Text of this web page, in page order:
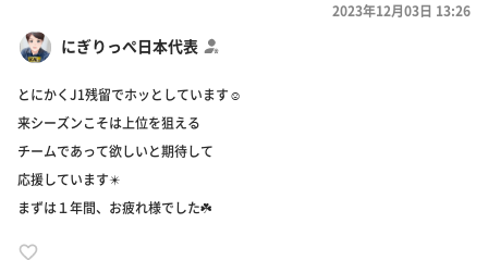
にぎりっぺ日本代表
2023年12月03日 13:26
とにかくJ1残留でホッとしています☺️
来シーズンこそは上位を狙える
チームであって欲しいと期待して
応援しています✴️
まずは１年間、お疲れ様でした☘️